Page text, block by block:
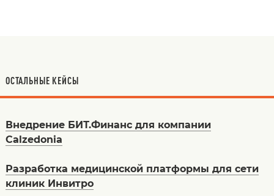
ОСТАЛЬНЫЕ КЕЙСЫ
Внедрение БИТ.Финанс для компании
Calzedonia
Разработка медицинской платформы для сети
клиник Инвитро